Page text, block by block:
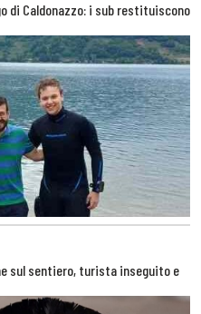
di Caldonazzo: i sub restituiscono
sul sentiero, turista inseguito e